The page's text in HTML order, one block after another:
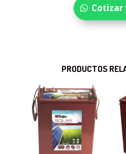
Cotizar
PRODUCTOS